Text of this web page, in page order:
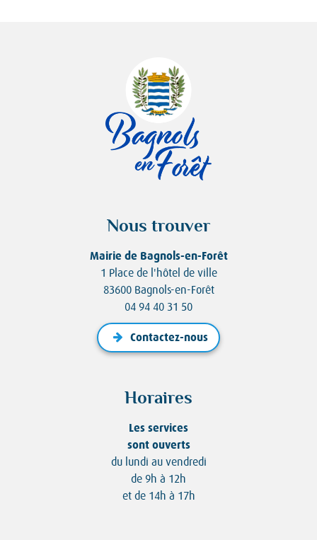
Nous trouver
Mairie de Bagnols-en-Forêt
1 Place de l'hôtel de ville
83600 Bagnols-en-Forêt
04 94 40 31 50
Contactez-nous
Horaires
Les services
sont ouverts
du lundi au vendredi
de 9h à 12h
et de 14h à 17h